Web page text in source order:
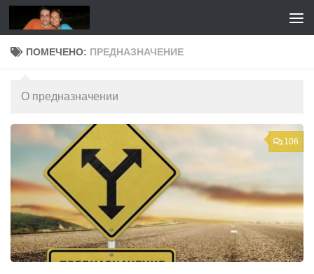
Перейти к содержимому
ПОМЕЧЕНО: ПРЕДНАЗНАЧЕНИЕ
О предназначении
106